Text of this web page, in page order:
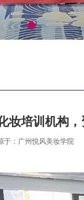
妆培训机构
于：广州悦风美妆学院